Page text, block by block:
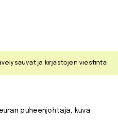
ja kirjastojen viestintä
puheenjohtaja, kuva